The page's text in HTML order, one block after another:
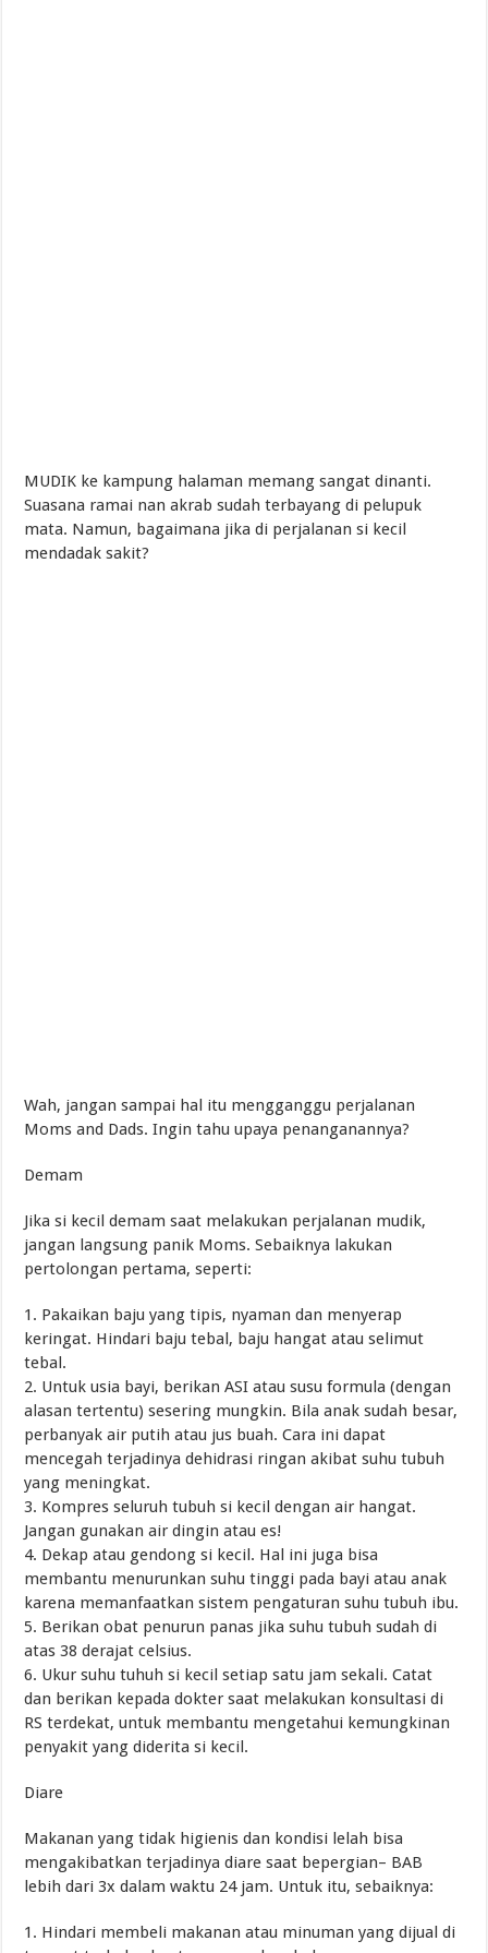
MUDIK ke kampung halaman memang sangat dinanti.
Suasana ramai nan akrab sudah terbayang di pelupuk
mata. Namun, bagaimana jika di perjalanan si kecil
mendadak sakit?
Wah, jangan sampai hal itu mengganggu perjalanan
Moms and Dads. Ingin tahu upaya penanganannya?
Demam
Jika si kecil demam saat melakukan perjalanan mudik,
jangan langsung panik Moms. Sebaiknya lakukan
pertolongan pertama, seperti:
1. Pakaikan baju yang tipis, nyaman dan menyerap
keringat. Hindari baju tebal, baju hangat atau selimut
tebal.
2. Untuk usia bayi, berikan ASI atau susu formula (dengan
alasan tertentu) sesering mungkin. Bila anak sudah besar,
perbanyak air putih atau jus buah. Cara ini dapat
mencegah terjadinya dehidrasi ringan akibat suhu tubuh
yang meningkat.
3. Kompres seluruh tubuh si kecil dengan air hangat.
Jangan gunakan air dingin atau es!
4. Dekap atau gendong si kecil. Hal ini juga bisa
membantu menurunkan suhu tinggi pada bayi atau anak
karena memanfaatkan sistem pengaturan suhu tubuh ibu.
5. Berikan obat penurun panas jika suhu tubuh sudah di
atas 38 derajat celsius.
6. Ukur suhu tuhuh si kecil setiap satu jam sekali. Catat
dan berikan kepada dokter saat melakukan konsultasi di
RS terdekat, untuk membantu mengetahui kemungkinan
penyakit yang diderita si kecil.
Diare
Makanan yang tidak higienis dan kondisi lelah bisa
mengakibatkan terjadinya diare saat bepergian– BAB
lebih dari 3x dalam waktu 24 jam. Untuk itu, sebaiknya:
1. Hindari membeli makanan atau minuman yang dijual di